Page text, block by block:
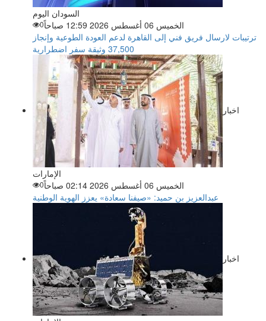
السودان اليوم
الخميس 06 أغسطس 2026 12:59 صباحاً
0
ترتيبات لارسال فريق فني إلى القاهرة لدعم العودة الطوعية وإنجاز
37,500 وثيقة سفر اضطرارية
اخبار
الإمارات
الخميس 06 أغسطس 2026 02:14 صباحاً
0
عبدالعزيز بن حميد: «صيفنا سعادة» يعزز الهوية الوطنية
اخبار